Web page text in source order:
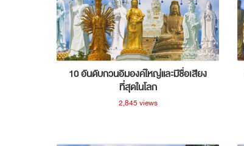
10 อันดับกวนอิมองค์ใหญ่และมีชื่อเสียง
ที่สุดในโลก
2,845 views